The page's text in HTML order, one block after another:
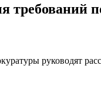
руководят